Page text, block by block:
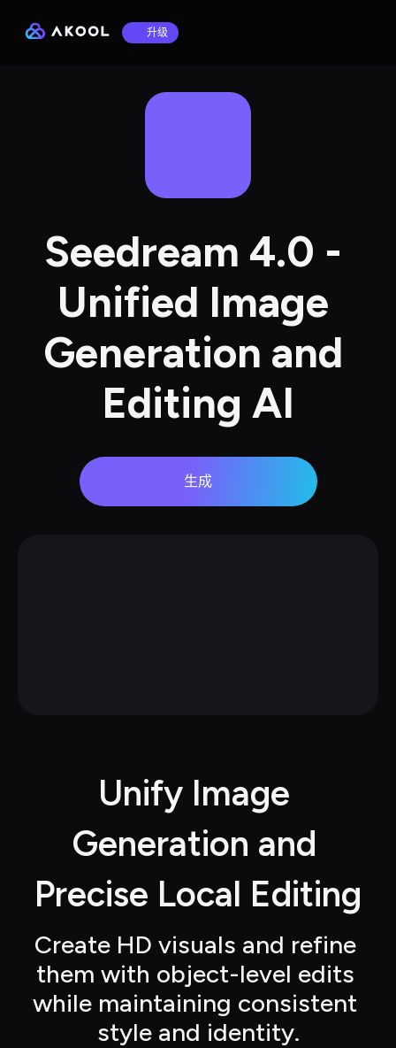
升级
Seedream 4.0 -
Unified Image
Generation and
Editing AI
生成
Unify Image
Generation and
Precise Local Editing
Create HD visuals and refine
them with object-level edits
while maintaining consistent
style and identity.